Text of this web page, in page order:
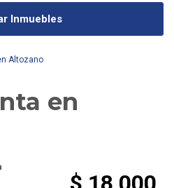
Inmuebles
Altozano
en